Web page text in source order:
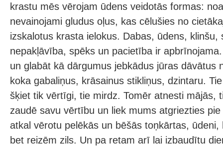
krastu mēs vērojam ūdens veidotās formas:
nevainojami gludus oļus, kas cēlušies no
izskalotus krasta ielokus. Dabas, ūdens, klinšu,
nepakļāvība, spēks un pacietība ir
un glabāt kā dārgumus jebkādus jūras dāvātus
koka gabaliņus, krāsainus stikliņus, dzintaru.
šķiet tik vērtīgi, tie mirdz. Tomēr atnesti mājās,
zaudē savu vērtību un liek mums atgriezties
atkal vērotu pelēkās un bēšās toņkārtas,
bet reizēm zils. Un pa retam arī lai izbaudītu